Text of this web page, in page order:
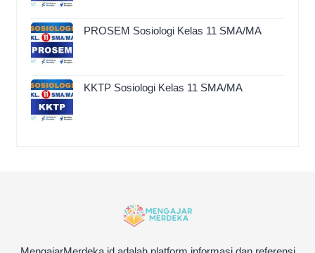
PROSEM Sosiologi Kelas 11 SMA/MA
KKTP Sosiologi Kelas 11 SMA/MA